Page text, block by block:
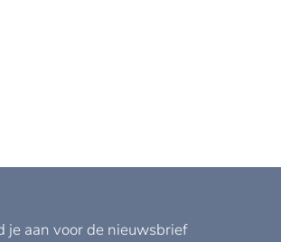
je aan voor de nieuwsbrief